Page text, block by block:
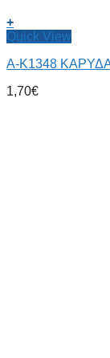
+
Quick View
Α-Κ1348
1,70€